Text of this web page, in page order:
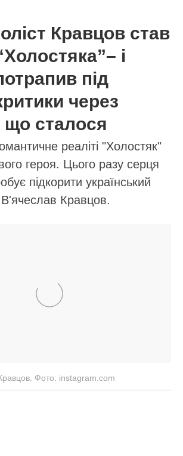
садівництво
фізичні
сиділа, а толку – 0: